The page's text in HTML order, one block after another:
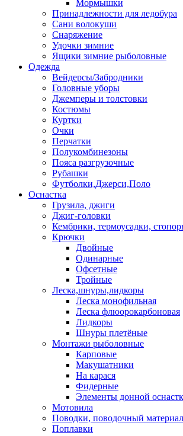
Мормышки
Принадлежности для ледобура
Сани волокуши
Снаряжение
Удочки зимние
Ящики зимние рыболовные
Одежда
Вейдерсы/Забродники
Головные уборы
Джемперы и толстовки
Костюмы
Куртки
Очки
Перчатки
Полукомбинезоны
Пояса разгрузочные
Рубашки
Футболки,Джерси,Поло
Оснастка
Грузила, джиги
Джиг-головки
Кембрики, термоусадки,
Крючки
Двойные
Одинарные
Офсетные
Тройные
Леска,шнуры,лидкоры
Леска монофильная
Леска флюорокарбоновая
Лидкоры
Шнуры плетёные
Монтажи рыболовные
Карповые
Макушатники
На карася
Фидерные
Элементы донной
Мотовила
Поводки, поводочный материал
Поплавки